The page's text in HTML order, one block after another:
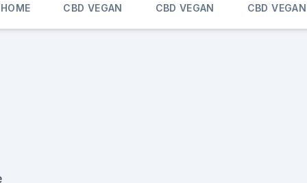
HOME CBD VEGAN CBD VEGAN CBD VEGAN